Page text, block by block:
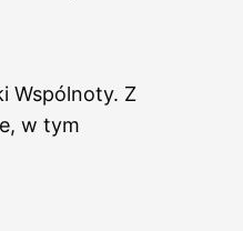
Wspólnoty. Z
w tym